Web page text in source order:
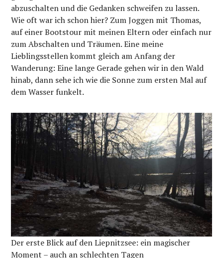
abzuschalten und die Gedanken schweifen zu lassen.
Wie oft war ich schon hier? Zum Joggen mit Thomas,
auf einer Bootstour mit meinen Eltern oder einfach nur
zum Abschalten und Träumen. Eine meine
Lieblingsstellen kommt gleich am Anfang der
Wanderung: Eine lange Gerade gehen wir in den Wald
hinab, dann sehe ich wie die Sonne zum ersten Mal auf
dem Wasser funkelt.
Der erste Blick auf den Liepnitzsee: ein magischer
Moment – auch an schlechten Tagen